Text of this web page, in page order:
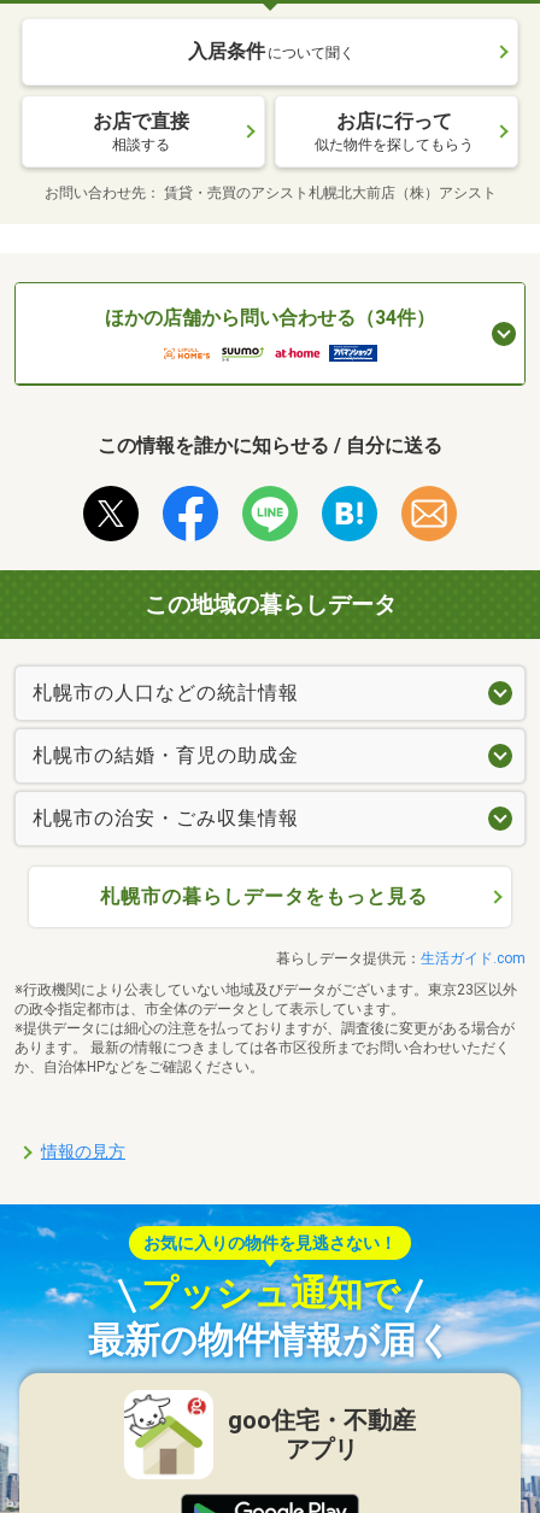
入居条件 について聞く
お店で直接
相談する
お店に行って
似た物件を探してもらう
お問い合わせ先 賃貸・売買のアシスト札幌北大前店（株）アシスト
ほかの店舗から問い合わせる（34件）
この情報を誰かに知らせる / 自分に送る
この地域の暮らしデータ
札幌市の人口などの統計情報
札幌市の結婚・育児の助成金
札幌市の治安・ごみ収集情報
札幌市の暮らしデータをもっと見る
暮らしデータ提供元： 生活ガイド.com
※行政機関により公表していない地域及びデータがございます。東京23区以外
の政令指定都市は、市全体のデータとして表示しています。
※提供データには細心の注意を払っておりますが、調査後に変更がある場合が
あります。 最新の情報につきましては各市区役所までお問い合わせいただく
か、自治体HPなどをご確認ください。
情報の見方
お気に入りの物件を見逃さない！
プッシュ通知で
最新の物件情報が届く
goo住宅・不動産
アプリ